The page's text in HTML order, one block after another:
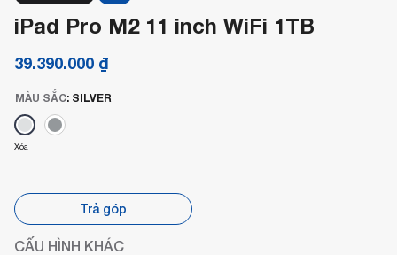
iPad Pro M2 11 inch WiFi 1TB
39.390.000 ₫
MÀU SẮC: SILVER
Xóa
Trả góp
CẤU HÌNH KHÁC